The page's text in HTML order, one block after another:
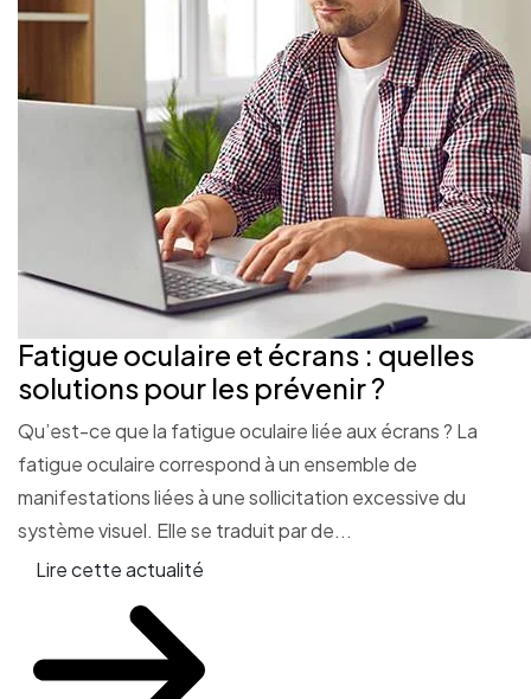
Fatigue oculaire et écrans : quelles
solutions pour les prévenir ?
Qu’est-ce que la fatigue oculaire liée aux écrans ? La
fatigue oculaire correspond à un ensemble de
manifestations liées à une sollicitation excessive du
système visuel. Elle se traduit par de...
Lire cette actualité